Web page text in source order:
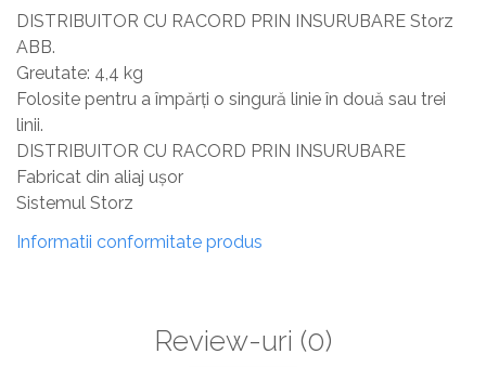
DISTRIBUITOR CU RACORD PRIN INSURUBARE Storz
ABB.
Greutate: 4,4 kg
Folosite pentru a împărți o singură linie în două sau trei
linii.
DISTRIBUITOR CU RACORD PRIN INSURUBARE
Fabricat din aliaj ușor
Sistemul Storz
Informatii conformitate produs
Review-uri (0)